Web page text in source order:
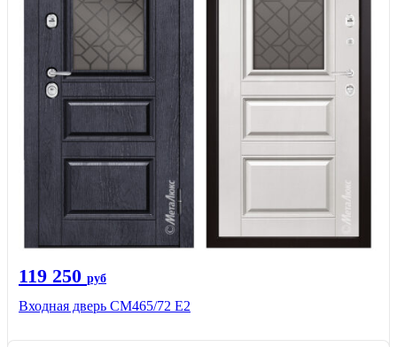
119 250 руб
Входная дверь СМ465/72 Е2